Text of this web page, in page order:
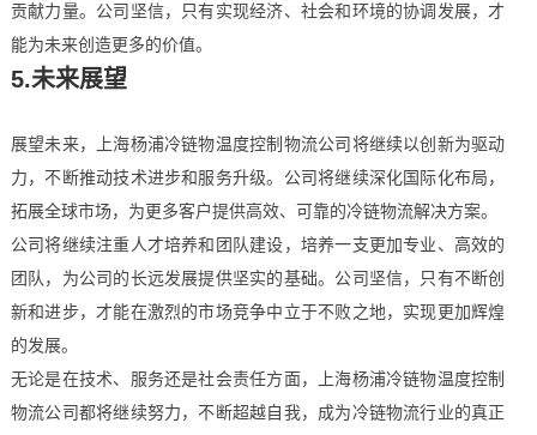
贡献力量。公司坚信，只有实现经济、社会和环境的协调发展，才
能为未来创造更多的价值。
5.未来展望
展望未来，上海杨浦冷链物温度控制物流公司将继续以创新为驱动
力，不断推动技术进步和服务升级。公司将继续深化国际化布局，
拓展全球市场，为更多客户提供高效、可靠的冷链物流解决方案。
公司将继续注重人才培养和团队建设，培养一支更加专业、高效的
团队，为公司的长远发展提供坚实的基础。公司坚信，只有不断创
新和进步，才能在激烈的市场竞争中立于不败之地，实现更加辉煌
的发展。
无论是在技术、服务还是社会责任方面，上海杨浦冷链物温度控制
物流公司都将继续努力，不断超越自我，成为冷链物流行业的真正